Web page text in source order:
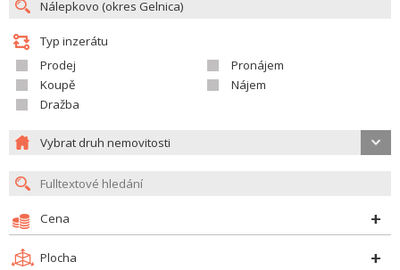
Typ inzerátu
Prodej
Pronájem
Koupě
Nájem
Dražba
Vybrat druh nemovitosti
Cena
Plocha